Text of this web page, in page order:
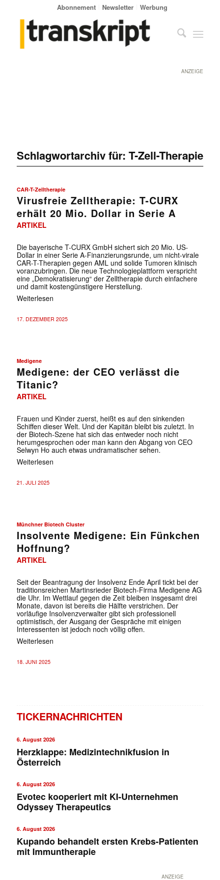
Abonnement Newsletter Werbung
ANZEIGE
Schlagwortarchiv für: T-Zell-Therapie
CAR-T-Zelltherapie
Virusfreie Zelltherapie: T-CURX
erhält 20 Mio. Dollar in Serie A
ARTIKEL
Die bayerische T-CURX GmbH sichert sich 20 Mio. US-
Dollar in einer Serie A-Finanzierungsrunde, um nicht-virale
CAR-T-Therapien gegen AML und solide Tumoren klinisch
voranzubringen. Die neue Technologieplattform verspricht
eine „Demokratisierung“ der Zelltherapie durch einfachere
und damit kostengünstigere Herstellung.
Weiterlesen
17. DEZEMBER 2025
Medigene
Medigene: der CEO verlässt die
Titanic?
ARTIKEL
Frauen und Kinder zuerst, heißt es auf den sinkenden
Schiffen dieser Welt. Und der Kapitän bleibt bis zuletzt. In
der Biotech-Szene hat sich das entweder noch nicht
herumgesprochen oder man kann den Abgang von CEO
Selwyn Ho auch etwas undramatischer sehen.
Weiterlesen
21. JULI 2025
Münchner Biotech Cluster
Insolvente Medigene: Ein Fünkchen
Hoffnung?
ARTIKEL
Seit der Beantragung der Insolvenz Ende April tickt bei der
traditionsreichen Martinsrieder Biotech-Firma Medigene AG
die Uhr. Im Wettlauf gegen die Zeit bleiben insgesamt drei
Monate, davon ist bereits die Hälfte verstrichen. Der
vorläufige Insolvenzverwalter gibt sich professionell
optimistisch, der Ausgang der Gespräche mit einigen
Interessenten ist jedoch noch völlig offen.
Weiterlesen
18. JUNI 2025
TICKERNACHRICHTEN
6. August 2026
Herzklappe: Medizintechnikfusion in
Österreich
6. August 2026
Evotec kooperiert mit KI-Unternehmen
Odyssey Therapeutics
6. August 2026
Kupando behandelt ersten Krebs-Patienten
mit Immuntherapie
ANZEIGE